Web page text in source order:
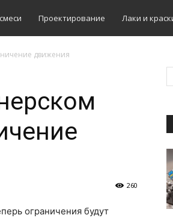
Проектирование Лаки и
движения
260
ограничения будут